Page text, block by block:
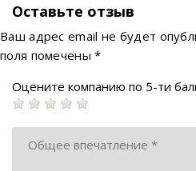
Оставьте отзыв
Ваш адрес email не будет
поля помечены*
Оцените компанию по 5-ти